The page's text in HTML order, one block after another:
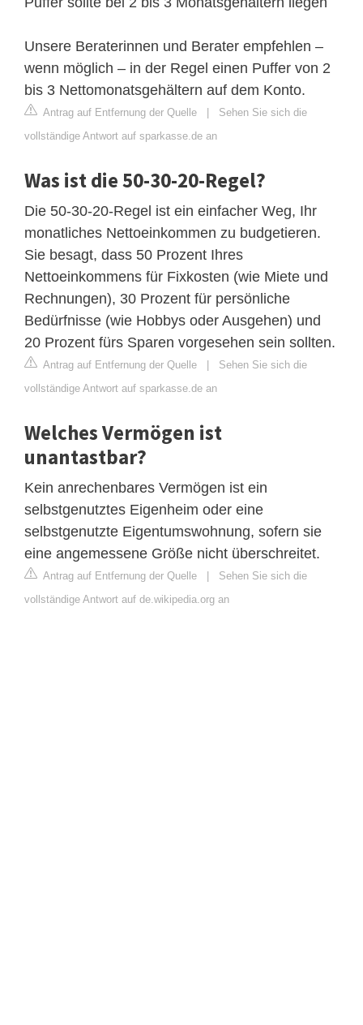
Unsere Beraterinnen und Berater empfehlen –
wenn möglich – in der Regel einen Puffer von 2
bis 3 Nettomonatsgehältern auf dem Konto.
Antrag auf Entfernung der Quelle | Sehen Sie sich die
vollständige Antwort auf sparkasse.de an
Was ist die 50-30-20-Regel?
Die 50-30-20-Regel ist ein einfacher Weg, Ihr
monatliches Nettoeinkommen zu budgetieren.
Sie besagt, dass 50 Prozent Ihres
Nettoeinkommens für Fixkosten (wie Miete und
Rechnungen), 30 Prozent für persönliche
Bedürfnisse (wie Hobbys oder Ausgehen) und
20 Prozent fürs Sparen vorgesehen sein sollten.
Antrag auf Entfernung der Quelle | Sehen Sie sich die
vollständige Antwort auf sparkasse.de an
Welches Vermögen ist
unantastbar?
Kein anrechenbares Vermögen ist ein
selbstgenutztes Eigenheim oder eine
selbstgenutzte Eigentumswohnung, sofern sie
eine angemessene Größe nicht überschreitet.
Antrag auf Entfernung der Quelle | Sehen Sie sich die
vollständige Antwort auf de.wikipedia.org an